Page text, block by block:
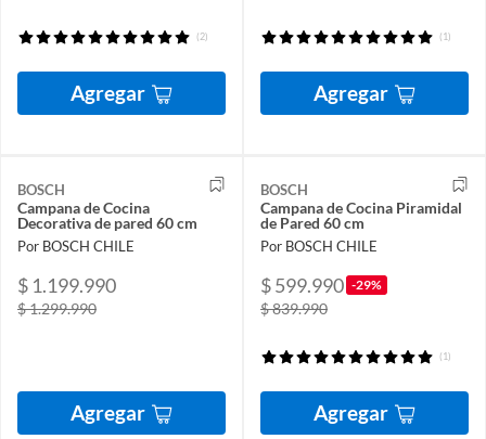
(2)
Agregar
(1)
Agregar
BOSCH
Campana de Cocina
Decorativa de pared 60 cm
Por BOSCH CHILE
$ 1.199.990
$ 1.299.990
Agregar
BOSCH
Campana de Cocina Piramidal
de Pared 60 cm
Por BOSCH CHILE
$ 599.990 -29%
$ 839.990
(1)
Agregar